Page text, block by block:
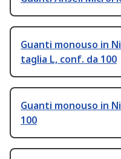
Guanti monouso in
taglia L, conf. da 100
Guanti monouso in
100